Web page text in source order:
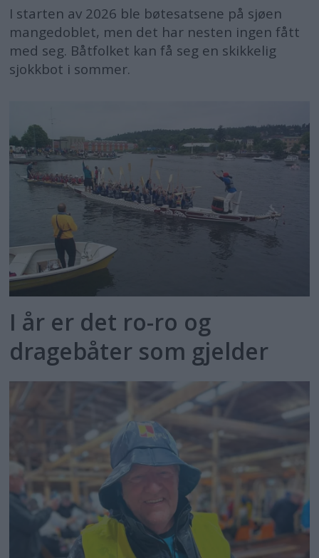
I starten av 2026 ble bøtesatsene på sjøen
mangedoblet, men det har nesten ingen fått
med seg. Båtfolket kan få seg en skikkelig
sjokkbot i sommer.
I år er det ro-ro og
dragebåter som gjelder